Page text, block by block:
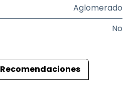
Aglomerado
No
Recomendaciones